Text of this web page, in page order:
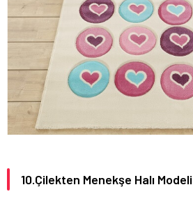
10.Çilekten Menekşe Halı Modeli